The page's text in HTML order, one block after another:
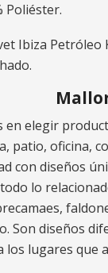
Poliéster.
Ibiza
elegir
patio, oficina,
con diseños
lo
Son diseños
los lugares que